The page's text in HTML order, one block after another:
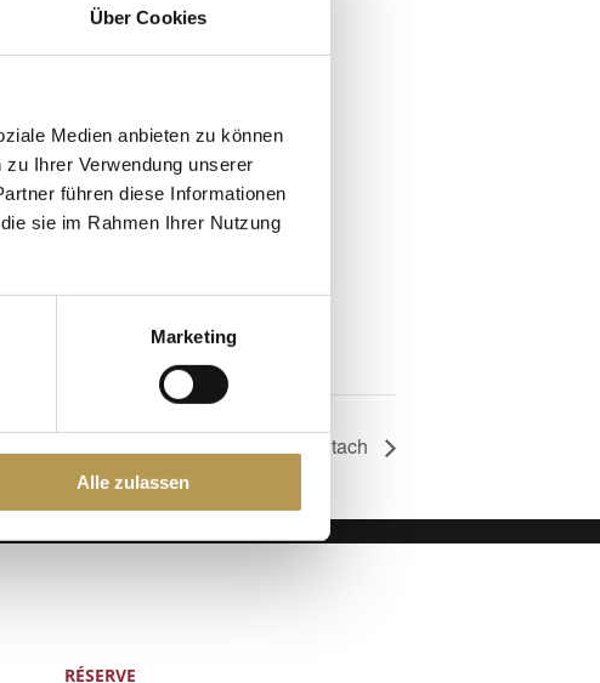
Über Cookies
Medien anbieten zu können
Ihrer Verwendung unserer
führen diese Informationen
sie im Rahmen Ihrer Nutzung
Marketing
Alle zulassen
2025
Visite guidée de la ville de Schiltach